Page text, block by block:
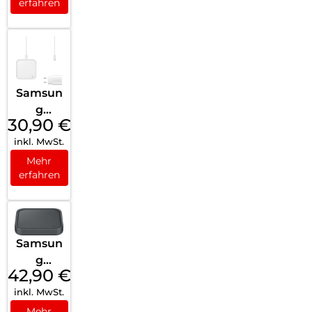
Trio
erfahren
Samsun
g
Wireles
s
Charger
Duo mit
adeada
Weiß
30,90 €
inkl. MwSt.
Mehr
erfahren
Samsun
g
Wireles
s
42,90 €
inkl. MwSt.